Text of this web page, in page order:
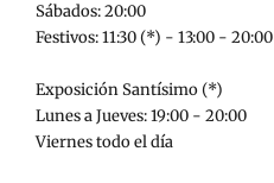
Sábados: 20:00
Festivos: 11:30 (*) - 13:00 - 20:00
Exposición Santísimo (*)
Lunes a Jueves: 19:00 - 20:00
Viernes todo el día